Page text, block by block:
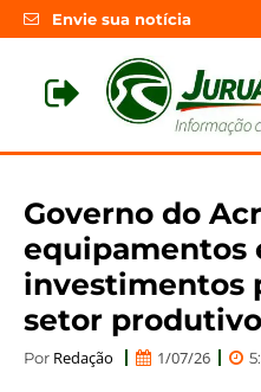
Envie sua notícia
Governo do
equipamentos
investimentos
setor
Por Redação 1/07/26